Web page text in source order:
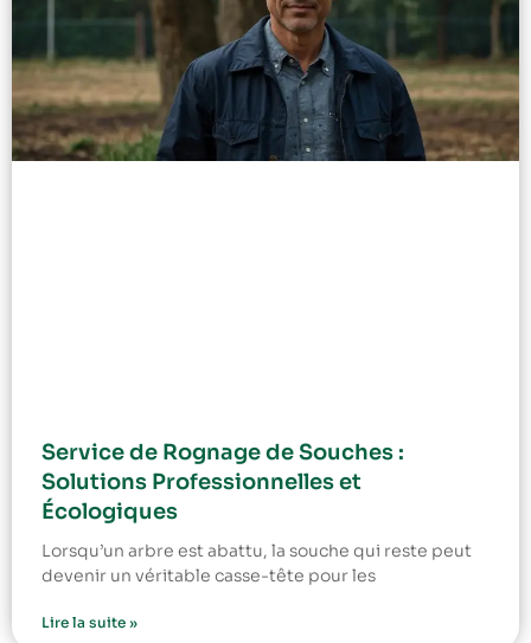
Service de Rognage de Souches :
Solutions Professionnelles et
Écologiques
Lorsqu’un arbre est abattu, la souche qui reste peut
devenir un véritable casse-tête pour les
Lire la suite »